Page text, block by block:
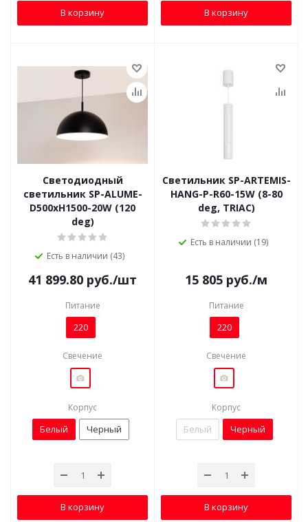
В корзину В корзину
Светодиодный
светильник SP-ALUME-
D500xH1500-20W (120
deg)
Есть в наличии (43)
41 899.80 руб./шт
Питание
220
Свечение
Корпус
Белый Черный
В корзину
Светильник SP-ARTEMIS-
HANG-P-R60-15W (8-80
deg, TRIAC)
Есть в наличии (19)
15 805 руб./м
Питание
220
Свечение
Корпус
Белый Черный
В корзину